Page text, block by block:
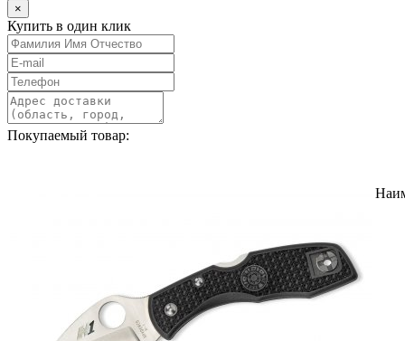
×
Купить в один клик
Покупаемый товар: